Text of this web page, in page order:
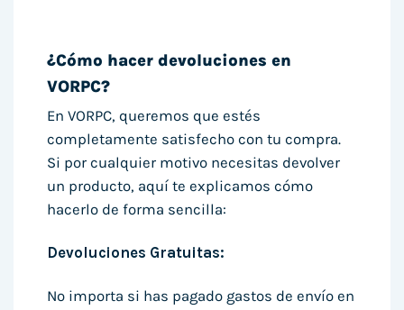
¿Cómo hacer devoluciones en
VORPC?
En VORPC, queremos que estés
completamente satisfecho con tu compra.
Si por cualquier motivo necesitas devolver
un producto, aquí te explicamos cómo
hacerlo de forma sencilla:
Devoluciones Gratuitas:
No importa si has pagado gastos de envío en